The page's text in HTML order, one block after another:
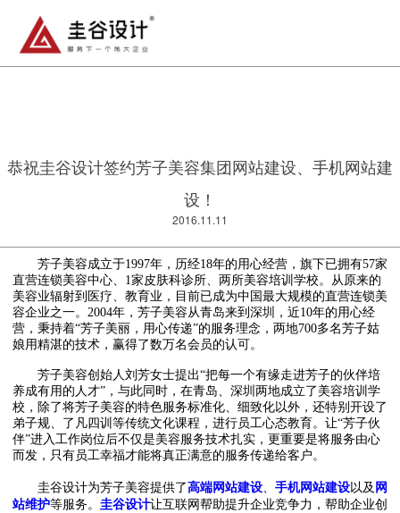
恭祝圭谷设计签约芳子美容集团网站建设、手机网站建
设！
2016.11.11
芳子美容成立于1997年，历经18年的用心经营，旗下已拥有57家
直营连锁美容中心、1家皮肤科诊所、两所美容培训学校。从原来的
美容业辐射到医疗、教育业，目前已成为中国最大规模的直营连锁美
容企业之一。2004年，芳子美容从青岛来到深圳，近10年的用心经
营，秉持着“芳子美丽，用心传递”的服务理念，两地700多名芳子姑
娘用精湛的技术，赢得了数万名会员的认可。
芳子美容创始人刘芳女士提出“把每一个有缘走进芳子的伙伴培
养成有用的人才”，与此同时，在青岛、深圳两地成立了美容培训学
校，除了将芳子美容的特色服务标准化、细致化以外，还特别开设了
弟子规、了凡四训等传统文化课程，进行员工心态教育。让“芳子伙
伴”进入工作岗位后不仅是美容服务技术扎实，更重要是将服务由心
而发，只有员工幸福才能将真正满意的服务传递给客户。
圭谷设计为芳子美容提供了高端网站建设、 手机网站建设以及 网
站维护等服务。 圭谷设计让互联网帮助提升企业竞争力，帮助企业创